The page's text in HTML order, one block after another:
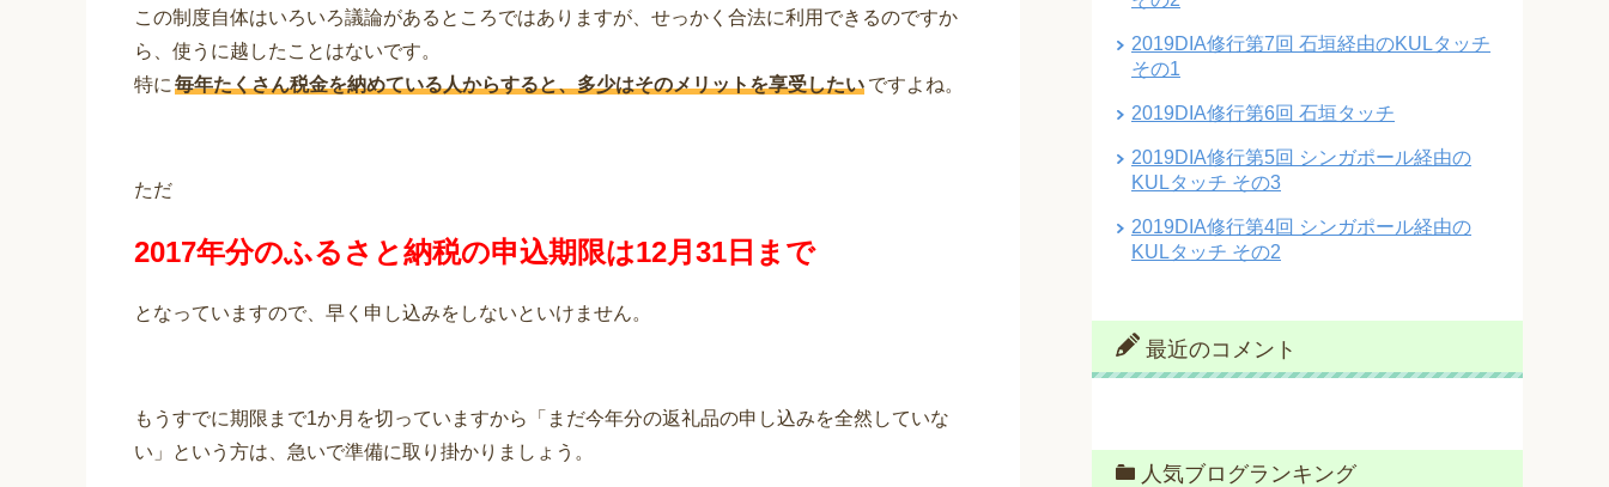
この制度自体はいろいろ議論があるところではありますが、せっかく合法に利用できるのですか
ら、使うに越したことはないです。
特に 毎年たくさん税金を納めている人からすると、多少はそのメリットを享受したい ですよね。
ただ
2017年分のふるさと納税の申込期限は12月31日まで
となっていますので、早く申し込みをしないといけません。
もうすでに期限まで1か月を切っていますから「まだ今年分の返礼品の申し込みを全然していな
い」という方は、急いで準備に取り掛かりましょう。
2019DIA修行第7回 石垣経由のKULタッチ
その1
2019DIA修行第6回 石垣タッチ
2019DIA修行第5回 シンガポール経由の
KULタッチ その3
2019DIA修行第4回 シンガポール経由の
KULタッチ その2
最近のコメント
人気ブログランキング